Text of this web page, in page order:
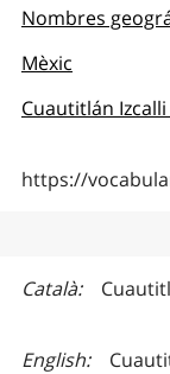
Nombres
Mèxic
Cuautitlán Izcalli
https://
Català
English